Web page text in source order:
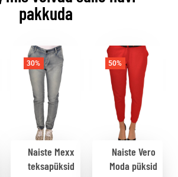
pakkuda
30%
Naiste Mexx
teksapüksid
50%
Naiste Vero
Moda püksid